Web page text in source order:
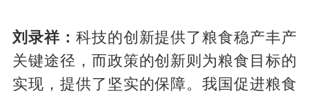
刘录祥： 科技的创新提供了粮食稳产丰产
关键途径，而政策的创新则为粮食目标的
实现，提供了坚实的保障。我国促进粮食